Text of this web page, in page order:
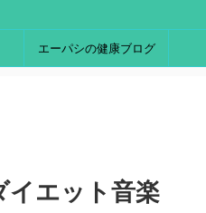
エーパシの健康ブログ
イエット音楽